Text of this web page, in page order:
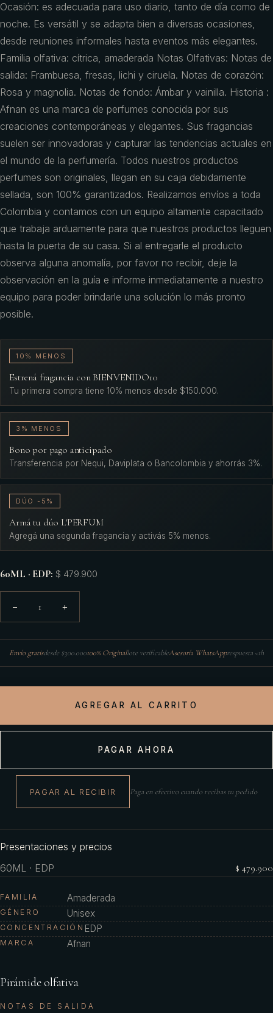
Ocasión: es adecuada para uso diario, tanto de día como de
noche. Es versátil y se adapta bien a diversas ocasiones,
desde reuniones informales hasta eventos más elegantes.
Familia olfativa: cítrica, amaderada Notas Olfativas: Notas de
salida: Frambuesa, fresas, lichi y ciruela. Notas de corazón:
Rosa y magnolia. Notas de fondo: Ámbar y vainilla. Historia :
Afnan es una marca de perfumes conocida por sus
creaciones contemporáneas y elegantes. Sus fragancias
suelen ser innovadoras y capturar las tendencias actuales en
el mundo de la perfumería. Todos nuestros productos
perfumes son originales, llegan en su caja debidamente
sellada, son 100% garantizados. Realizamos envíos a toda
Colombia y contamos con un equipo altamente capacitado
que trabaja arduamente para que nuestros productos lleguen
hasta la puerta de su casa. Si al entregarle el producto
observa alguna anomalía, por favor no recibir, deje la
observación en la guía e informe inmediatamente a nuestro
equipo para poder brindarle una solución lo más pronto
posible.
10% MENOS
Estrená fragancia con BIENVENIDO10
Tu primera compra tiene 10% menos desde $150.000.
3% MENOS
Bono por pago anticipado
Transferencia por Nequi, Daviplata o Bancolombia y ahorrás 3%.
DÚO -5%
Armá tu dúo L'PERFUM
Agregá una segunda fragancia y activás 5% menos.
60ML · EDP: $ 479.900
− 1 +
Envío gratisdesde $300.000100% Originallote verificableAsesoría WhatsApprespuesta <1h
AGREGAR AL CARRITO
PAGAR AHORA
PAGAR AL RECIBIR Paga en efectivo cuando recibas tu pedido
Presentaciones y precios
60ML · EDP
$ 479.900
FAMILIA Amaderada
GÉNERO Unisex
CONCENTRACIÓN EDP
MARCA Afnan
Pirámide olfativa
NOTAS DE SALIDA